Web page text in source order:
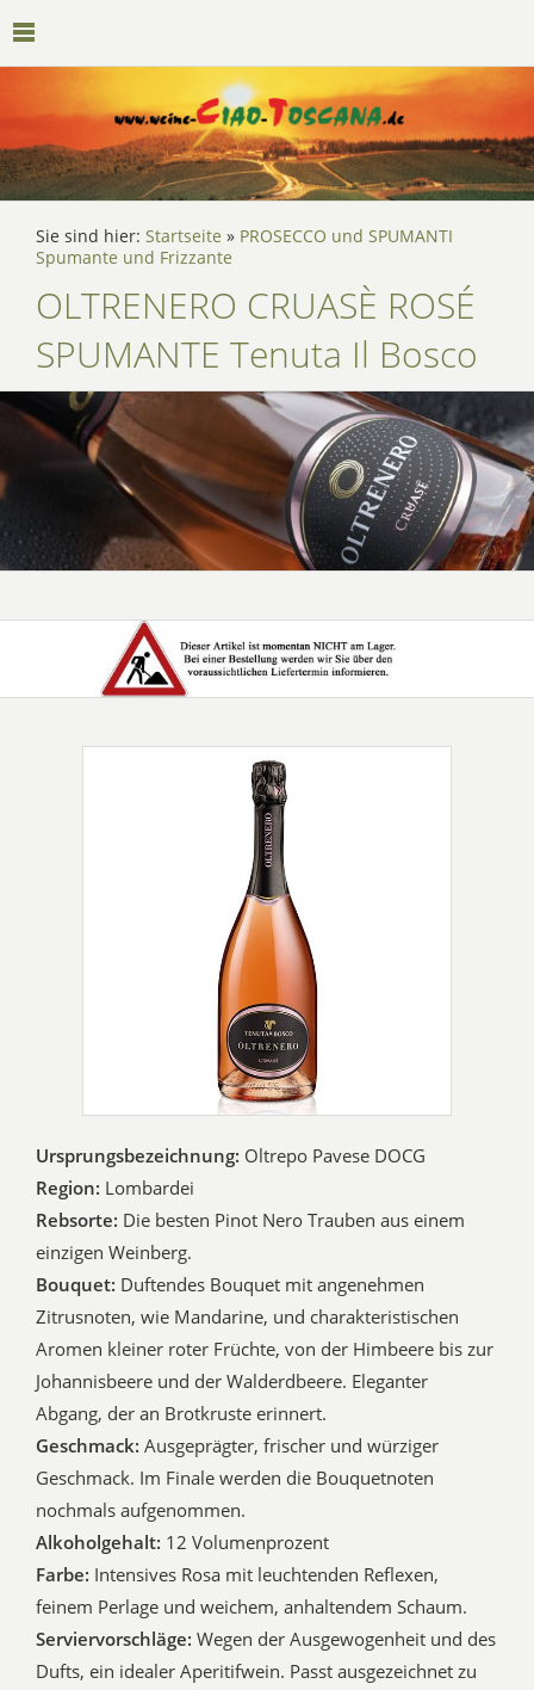
Sie sind hier: Startseite » PROSECCO und SPUMANTI
Spumante und Frizzante
OLTRENERO CRUASÈ ROSÉ
SPUMANTE Tenuta Il Bosco
Ursprungsbezeichnung: Oltrepo Pavese DOCG
Region: Lombardei
Rebsorte: Die besten Pinot Nero Trauben aus einem
einzigen Weinberg.
Bouquet: Duftendes Bouquet mit angenehmen
Zitrusnoten, wie Mandarine, und charakteristischen
Aromen kleiner roter Früchte, von der Himbeere bis zur
Johannisbeere und der Walderdbeere. Eleganter
Abgang, der an Brotkruste erinnert.
Geschmack: Ausgeprägter, frischer und würziger
Geschmack. Im Finale werden die Bouquetnoten
nochmals aufgenommen.
Alkoholgehalt: 12 Volumenprozent
Farbe: Intensives Rosa mit leuchtenden Reflexen,
feinem Perlage und weichem, anhaltendem Schaum.
Serviervorschläge: Wegen der Ausgewogenheit und des
Dufts, ein idealer Aperitifwein. Passt ausgezeichnet zu